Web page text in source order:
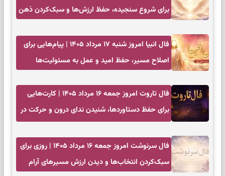
برای شروع سنجیده، حفظ ارزش‌ها و سبک‌کردن ذهن
فال انبیا امروز شنبه ۱۷ مرداد ۱۴۰۵ | پیام‌هایی برای
اصلاح مسیر، حفظ امید و عمل به مسئولیت‌ها
فال تاروت امروز جمعه ۱۶ مرداد ۱۴۰۵ | کارت‌هایی
برای حفظ دستاوردها، شنیدن ندای درون و حرکت در
فال سرنوشت امروز جمعه ۱۶ مرداد ۱۴۰۵ | روزی برای
سبک‌کردن انتخاب‌ها و دیدن ارزش مسیرهای آرام